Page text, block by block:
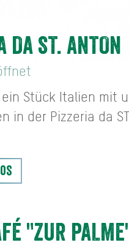
DA ST. ANTON
ein Stück Italien mit
in der Pizzeria da
"ZUR